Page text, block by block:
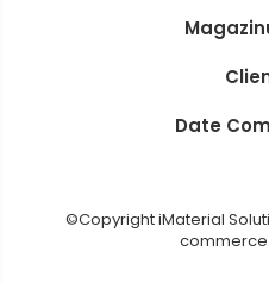
Date
©Copyright iMaterial